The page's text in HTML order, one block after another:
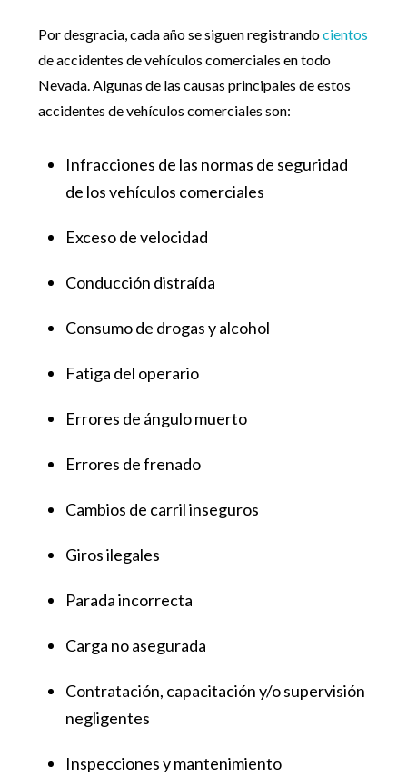
Por desgracia, cada año se siguen registrandocientos
de accidentes de vehículos comerciales en todo
Nevada. Algunas de las causas principales de estos
accidentes de vehículos comerciales son:
Infracciones de las normas de seguridad
de los vehículos comerciales
Exceso de velocidad
Conducción distraída
Consumo de drogas y alcohol
Fatiga del operario
Errores de ángulo muerto
Errores de frenado
Cambios de carril inseguros
Giros ilegales
Parada incorrecta
Carga no asegurada
Contratación, capacitación y/o supervisión
negligentes
Inspecciones y mantenimiento